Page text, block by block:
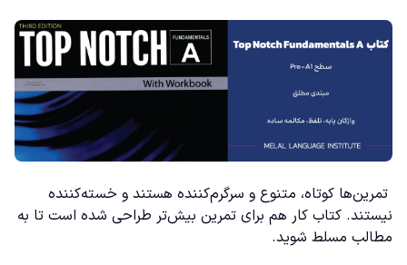
تمرین‌ها کوتاه، متنوع و سرگرم‌کننده هستند و خسته‌کننده
نیستند. کتاب کار هم برای تمرین بیش‌تر طراحی شده است تا به
مطالب مسلط شوید.